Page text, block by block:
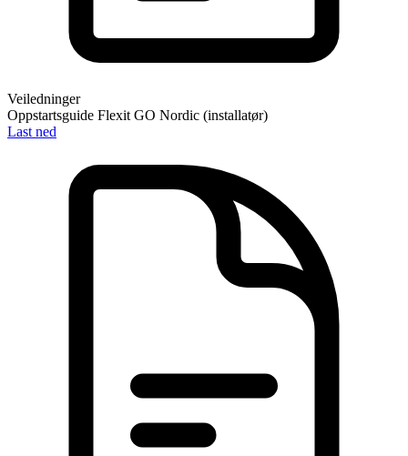
Veiledninger
Oppstartsguide Flexit GO Nordic (installatør)
Last ned